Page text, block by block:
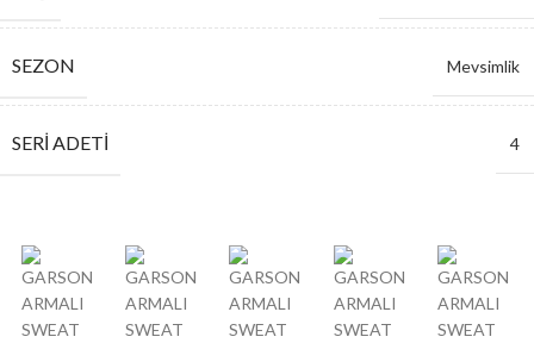
SEZON Mevsimlik
SERI ADETI 4